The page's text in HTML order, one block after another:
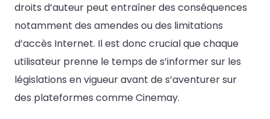
droits d’auteur peut entraîner des conséquences
notamment des amendes ou des limitations
d’accès Internet. Il est donc crucial que chaque
utilisateur prenne le temps de s’informer sur les
législations en vigueur avant de s’aventurer sur
des plateformes comme Cinemay.